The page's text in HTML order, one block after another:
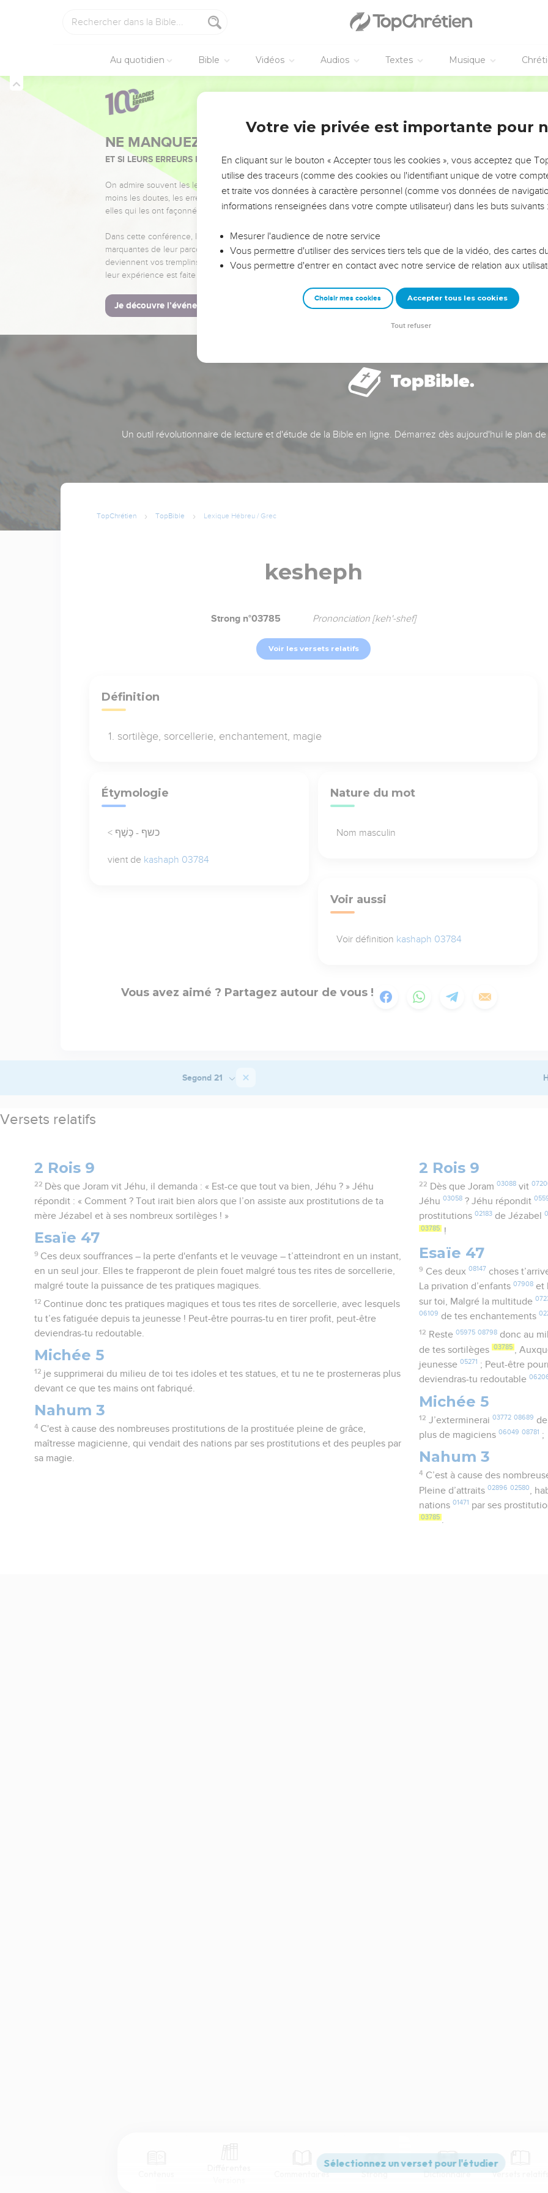
Au quotidien Bible Vidéos Audios Textes Musique
NE MANQUEZ PAS L’ÉVÉNEMENT DE L’ANNÉE !
ET SI LEURS ERREURS POUVAIENT VOUS ÉVITER LES VOTRES ?
On admire souvent les leaders pour leurs réussites, leur impact, leur foi ou leur vision. Mais on voit
moins les doutes, les erreurs et les saisons difficiles qu'ils ont traversés, alors même que ce sont
elles qui les ont façonnés.
Dans cette conférence, leaders, entrepreneurs, et responsables reviennent sur les erreurs
marquantes de leur parcours et les clés pour avancer avec plus de sagesse afin que leurs erreurs
deviennent vos tremplins. Que vous guidiez un ministère, une équipe, un groupe ou une famille,
leur expérience est faite pour vous.
Je découvre l’événement
Un outil révolutionnaire de lecture et d'étude de la Bible en ligne. Démarrez dès aujourd'hui le plan
TopChrétien TopBible Lexique Hébreu / Grec
kesheph
Strong n°03785 Prononciation [keh'-shef]
Voir les versets relatifs
Définition
sortilège, sorcellerie, enchantement, magie
Étymologie
< כשף - כֶּשֶׁף
vient de kashaph 03784
Nature du mot
Nom masculin
Voir aussi
Voir définition kashaph 03784
Vous avez aimé ? Partagez autour de vous !
Commentaires Strong Dictionnaire Versets relatifs
Segond 21
Versets relatifs
2 Rois 9
22 Dès que Joram vit Jéhu, il demanda : « Est-ce que tout va bien, Jéhu ? » Jéhu
répondit : « Comment ? Tout irait bien alors que l’on assiste aux prostitutions de ta
mère Jézabel et à ses nombreux sortilèges ! »
Esaïe 47
9 Ces deux souffrances – la perte d'enfants et le veuvage – t’atteindront en un instant,
en un seul jour. Elles te frapperont de plein fouet malgré tous tes rites de sorcellerie,
malgré toute la puissance de tes pratiques magiques.
12 Continue donc tes pratiques magiques et tous tes rites de sorcellerie, avec lesquels
tu t’es fatiguée depuis ta jeunesse ! Peut-être pourras-tu en tirer profit, peut-être
deviendras-tu redoutable.
Michée 5
12 je supprimerai du milieu de toi tes idoles et tes statues, et tu ne te prosterneras plus
devant ce que tes mains ont fabriqué.
Nahum 3
4 C'est à cause des nombreuses prostitutions de la prostituée pleine de grâce,
maîtresse magicienne, qui vendait des nations par ses prostitutions et des peuples par
sa magie.
2 Rois 9
22 Dès que Joram 03088vit
Jéhu03058 ? Jéhu répondit
prostitutions02183 de Jézabel
03785 !
Esaïe 47
9 Ces deux 08147 choses
La privation d’enfants07908 et
sur toi, Malgré la multitude
06109 de tes enchantements
12 Reste 05975 08798donc au
de tes sortilèges 03785 ,
jeunesse05271 ; Peut-être
deviendras-tu redoutable
Michée 5
12 J’exterminerai 03772 08689
plus de magiciens06049 08781 ;
Nahum 3
4 C’est à cause des
Pleine d’attraits02896 02580 ,
nations01471 par ses
03785 .
Votre vie privée est importante pour
En cliquant sur le bouton « Accepter tous les cookies », vous acceptez que
utilise des traceurs (comme des cookies ou l'identifiant unique de votre
et traite vos données à caractère personnel (comme vos données de
informations renseignées dans votre compte utilisateur) dans les buts suivants :
Mesurer l'audience de notre service
Vous permettre d'utiliser des services tiers tels que de la vidéo, des cartes
Vous permettre d'entrer en contact avec notre service de relation aux
Choisir mes cookies Accepter tous les cookies
Tout refuser